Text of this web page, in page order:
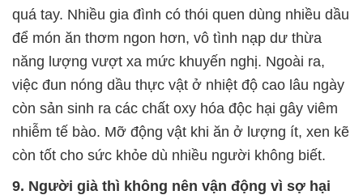
quá tay. Nhiều gia đình có thói quen dùng nhiều dầu
để món ăn thơm ngon hơn, vô tình nạp dư thừa
năng lượng vượt xa mức khuyến nghị. Ngoài ra,
việc đun nóng dầu thực vật ở nhiệt độ cao lâu ngày
còn sản sinh ra các chất oxy hóa độc hại gây viêm
nhiễm tế bào. Mỡ động vật khi ăn ở lượng ít, xen kẽ
còn tốt cho sức khỏe dù nhiều người không biết.
9. Người già thì không nên vận động vì sợ hại